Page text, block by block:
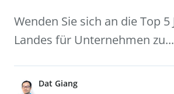
Wenden Sie sich an die Top
Landes für Unternehmen zu...
Dat Giang